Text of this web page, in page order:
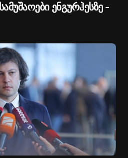
ენგურჰესზე -